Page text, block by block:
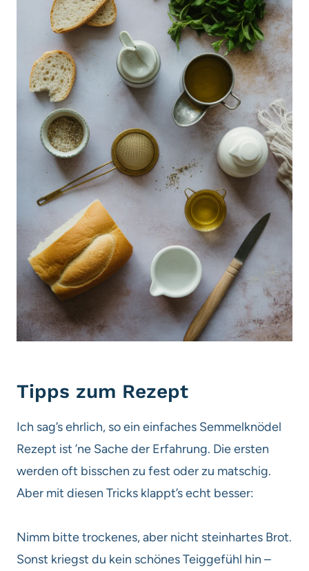
Tipps zum Rezept
Ich sag’s ehrlich, so ein einfaches Semmelknödel
Rezept ist ’ne Sache der Erfahrung. Die ersten
werden oft bisschen zu fest oder zu matschig.
Aber mit diesen Tricks klappt’s echt besser:
Nimm bitte trockenes, aber nicht steinhartes Brot.
Sonst kriegst du kein schönes Teiggefühl hin –